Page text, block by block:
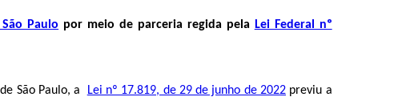
Paulo por meio de parceria regida pela Lei Federal nº
São Paulo, a Lei nº 17.819, de 29 de junho de 2022 previu a